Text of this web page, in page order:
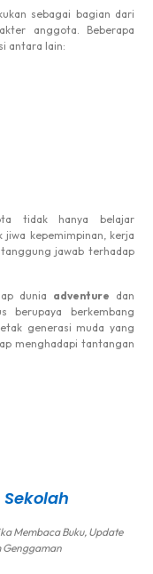
sebagai bagian dari
anggota. Beberapa
antara lain:
tidak hanya belajar
kepemimpinan, kerja
jawab terhadap
dunia adventure dan
berupaya berkembang
generasi muda yang
menghadapi tantangan
Membaca Buku, Update
Genggaman